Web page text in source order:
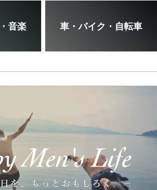
音楽 車・バイク・自転車